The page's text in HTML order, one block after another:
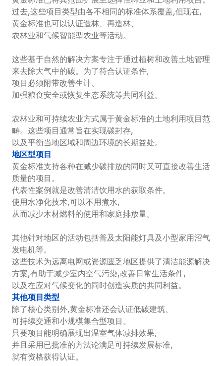
过去,这些项目类型由各不相同的标准体系覆盖,但现在,
黄金标准也可以认证造林、再造林、
农林业和气候智能型农业等活动。
这些基于自然的解决方案专注于通过植树和改善土地管理
来去除大气中的碳。为了符合认证条件,
项目必须附带改善生计、
加强粮食安全或恢复生态系统等共同利益。
农林业和可持续农业方式属于黄金标准的土地利用项目范
畴。这些项目通常旨在实现碳封存,
以及平衡当地区域和周边环境的长期益处。
地区型项目
黄金标准支持各种在减少碳排放的同时又可直接改善生活
质量的项目。
代表性案例就是改善清洁饮用水的获取条件。
使用水净化技术,可以不用煮水,
从而减少木材燃料的使用和家庭排放量。
其他针对地区的活动包括普及太阳能灯具及小型家用沼气
发电机等。
这些技术为远离电网或资源匮乏地区提供了清洁能源解决
方案,有助于减少室内空气污染,改善日常生活条件,
以及在应对气候变化的同时创造实质的共同利益。
其他项目类型
除了核心类别外,黄金标准还会认证低碳建筑、
可持续交通和小规模集合型项目。
只要项目能明确展现出温室气体减排效果,
并且采用已批准的方法论满足可持续发展标准,
就有资格获得认证。